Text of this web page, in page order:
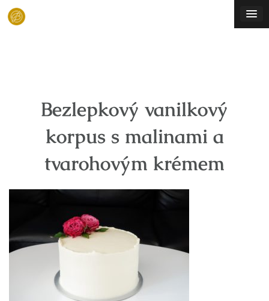
Skip
Bezlepkový vanilkový
korpus s malinami a
tvarohovým krémem